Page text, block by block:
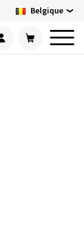
Belgique